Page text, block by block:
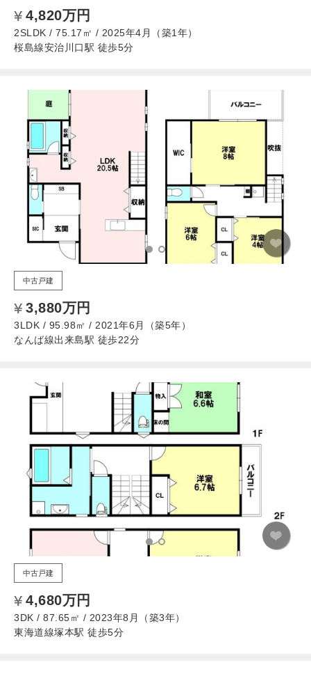
4,820万円
2SLDK / 75.17㎡ / 2025年4月（築1年）
桜島線安治川口駅 徒歩5分
中古戸建
3,880万円
3LDK / 95.98㎡ / 2021年6月（築5年）
なんば線出来島駅 徒歩22分
中古戸建
4,680万円
3DK / 87.65㎡ / 2023年8月（築3年）
東海道線塚本駅 徒歩5分